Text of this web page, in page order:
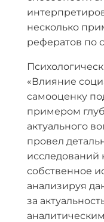
несколько
рефератов по
«Влияние
самооценку
примером
актуального
провел
исследований
собственное
анализируя
за